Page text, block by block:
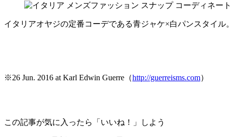
イタリアオヤジの定番コーデである青ジャケ×白パンスタイ
※26 Jun. 2016 at Karl Edwin Guerre（http://guerreisms.com）
この記事が気に入ったら「いいね！」しよう